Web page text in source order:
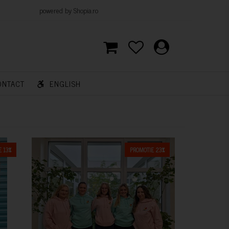
by Shopia.ro
ENGLISH
13% PROMOTIE 23%